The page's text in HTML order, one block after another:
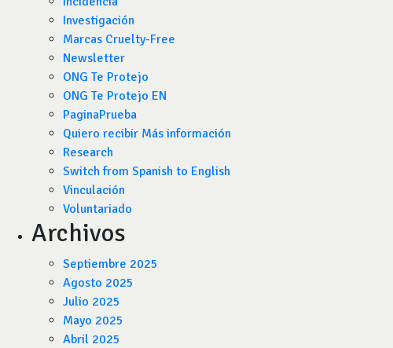
Investigación
Marcas Cruelty-Free
Newsletter
ONG Te Protejo
ONG Te Protejo EN
PaginaPrueba
Quiero recibir Más información
Research
Switch from Spanish to English
Vinculación
Voluntariado
Archivos
Septiembre 2025
Agosto 2025
Julio 2025
Mayo 2025
Abril 2025